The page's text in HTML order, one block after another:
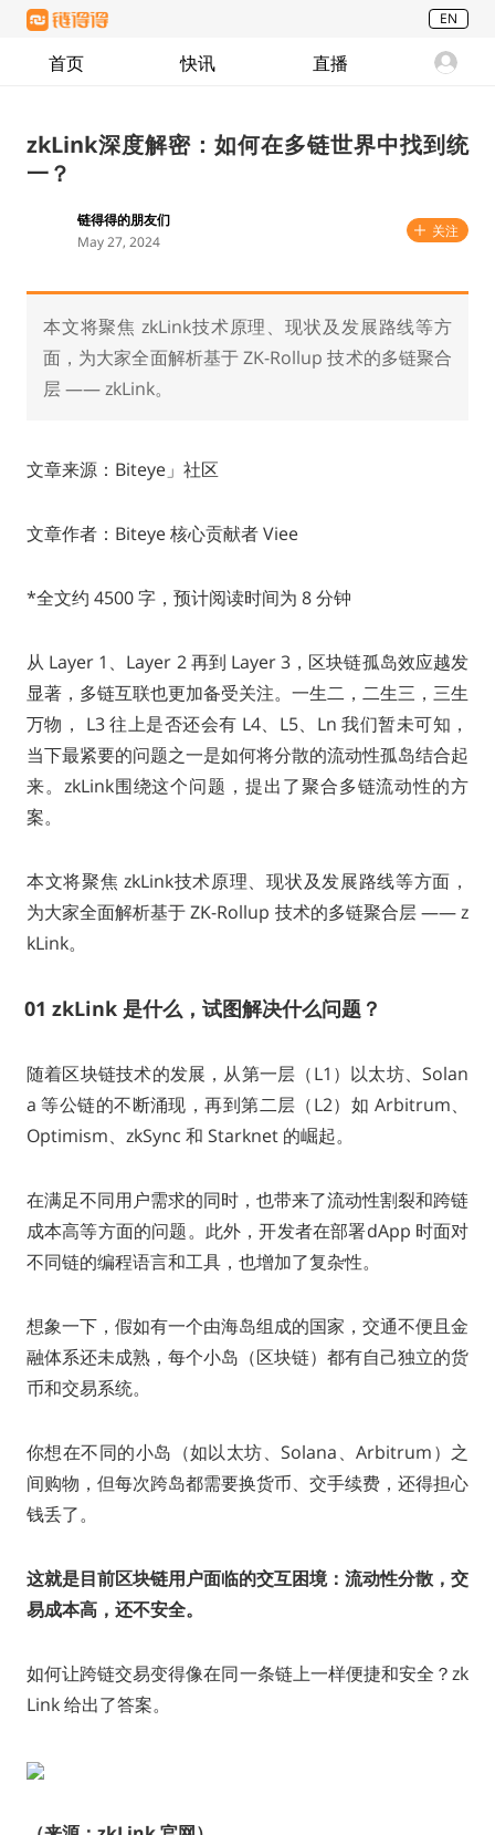
EN
首页 快讯 直播
zkLink深度解密：如何在多链世界中找到统
一？
链得得的朋友们
May 27, 2024
关注
本文将聚焦 zkLink技术原理、现状及发展路线等方
面，为大家全面解析基于 ZK-Rollup 技术的多链聚合
层 —— zkLink。
文章来源：Biteye」社区
文章作者：Biteye 核心贡献者 Viee
*全文约 4500 字，预计阅读时间为 8 分钟
从 Layer 1、Layer 2 再到 Layer 3，区块链孤岛效应越发
显著，多链互联也更加备受关注。一生二，二生三，三生
万物， L3 往上是否还会有 L4、L5、Ln 我们暂未可知，
当下最紧要的问题之一是如何将分散的流动性孤岛结合起
来。zkLink围绕这个问题，提出了聚合多链流动性的方
案。
本文将聚焦 zkLink技术原理、现状及发展路线等方面，
为大家全面解析基于 ZK-Rollup 技术的多链聚合层 —— z
kLink。
01zkLink 是什么，试图解决什么问题？
随着区块链技术的发展，从第一层（L1）以太坊、Solan
a 等公链的不断涌现，再到第二层（L2）如 Arbitrum、
Optimism、zkSync 和 Starknet 的崛起。
在满足不同用户需求的同时，也带来了流动性割裂和跨链
成本高等方面的问题。此外，开发者在部署dApp 时面对
不同链的编程语言和工具，也增加了复杂性。
想象一下，假如有一个由海岛组成的国家，交通不便且金
融体系还未成熟，每个小岛（区块链）都有自己独立的货
币和交易系统。
你想在不同的小岛（如以太坊、Solana、Arbitrum）之
间购物，但每次跨岛都需要换货币、交手续费，还得担心
钱丢了。
这就是目前区块链用户面临的交互困境：流动性分散，交
易成本高，还不安全。
如何让跨链交易变得像在同一条链上一样便捷和安全？zk
Link 给出了答案。